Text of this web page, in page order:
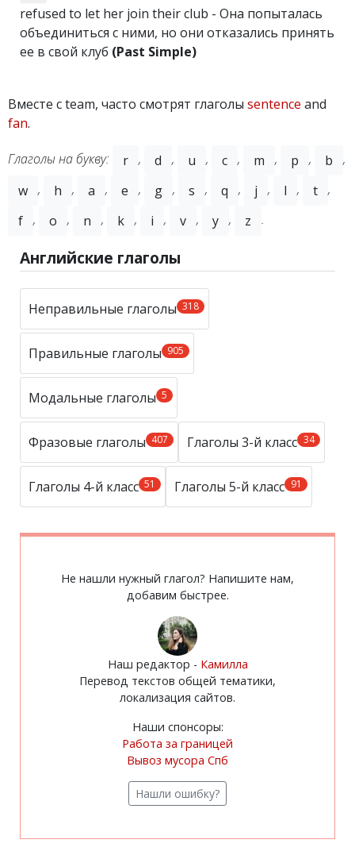
refused to let her join their club - Она попыталась
объединиться с ними, но они отказались принять
ее в свой клуб (Past Simple)
Вместе с team, часто смотрят глаголы sentence and
fan.
Глаголы на букву: r , d , u , c , m , p , b
,
w , h , a , e , g , s , q , j , l , t ,
f , o , n , k , i , v , y , z .
Английские глаголы
318
Неправильные глаголы
905
Правильные глаголы
5
Модальные глаголы
407
Фразовые глаголы 34
Глаголы 3-й класс
51
Глаголы 4-й класс 91
Глаголы 5-й класс
Не нашли нужный глагол? Напишите нам,
добавим быстрее.
Наш редактор - Камилла
Перевод текстов общей тематики,
локализация сайтов.
Наши спонсоры:
Работа за границей
Вывоз мусора Спб
Нашли ошибку?